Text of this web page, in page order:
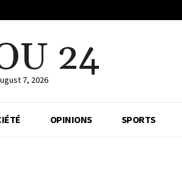
24
7, 2026
OPINIONS SPORTS